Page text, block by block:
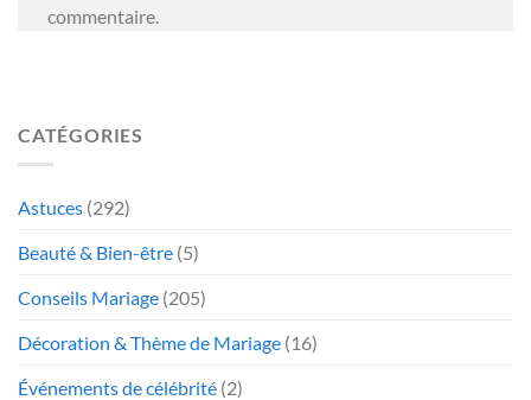
commentaire.
CATÉGORIES
Astuces (292)
Beauté & Bien-être (5)
Conseils Mariage (205)
Décoration & Thème de Mariage (16)
Événements de célébrité (2)